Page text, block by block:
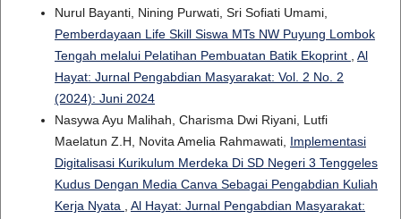
Nurul Bayanti, Nining Purwati, Sri Sofiati Umami,
Pemberdayaan Life Skill Siswa MTs NW Puyung Lombok
Tengah melalui Pelatihan Pembuatan Batik Ekoprint , Al
Hayat: Jurnal Pengabdian Masyarakat: Vol. 2 No. 2
(2024): Juni 2024
Nasywa Ayu Malihah, Charisma Dwi Riyani, Lutfi
Maelatun Z.H, Novita Amelia Rahmawati, Implementasi
Digitalisasi Kurikulum Merdeka Di SD Negeri 3 Tenggeles
Kudus Dengan Media Canva Sebagai Pengabdian Kuliah
Kerja Nyata , Al Hayat: Jurnal Pengabdian Masyarakat: